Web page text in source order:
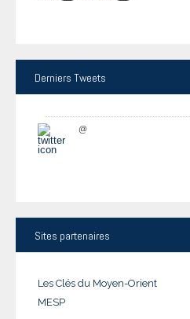
Derniers Tweets
@
Sites partenaires
Les Clés du Moyen-Orient
MESP